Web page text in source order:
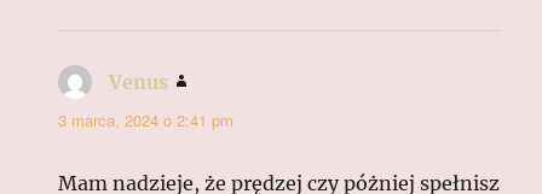
Venus
3 marca, 2024 o 2:41 pm
Mam nadzieje, że prędzej czy póżniej spełnisz